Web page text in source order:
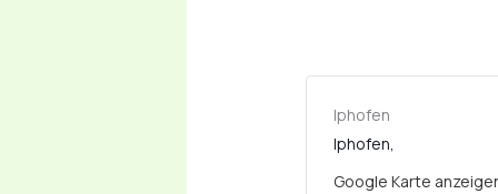
Iphofen
Iphofen,
Google Karte